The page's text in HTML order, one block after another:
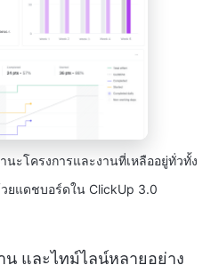
ะโครงการและงานที่เหลืออยู่ทั่วทั้ง
แดชบอร์ดใน ClickUp 3.0
น และไทม์ไลน์หลายอย่าง